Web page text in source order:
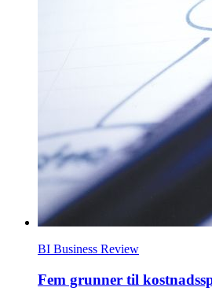
BI Business Review
Fem grunner til